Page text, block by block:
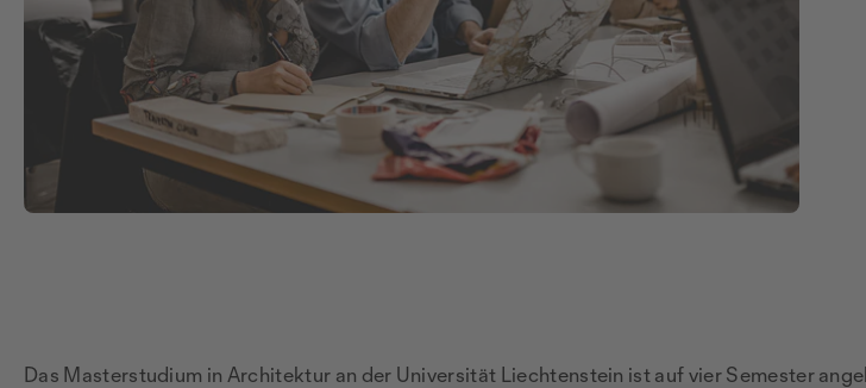
Das Masterstudium in Architektur an der Universität Liechtenstein ist auf vier Semester